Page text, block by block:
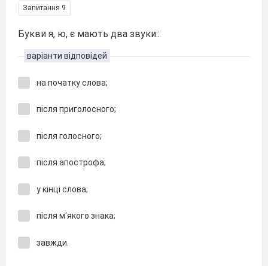
Запитання 9
Букви я, ю, є мають два звуки::
варіанти відповідей
на початку слова;
після приголосного;
після голосного;
після апострофа;
у кінці слова;
після м'якого знака;
завжди.